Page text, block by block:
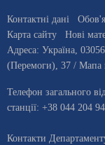
Контактні дані
Карта сайту
Нові
Адреса: Україна 03056
(Перемоги), 37 / Мапа
Телефон загального
станцiї: +38 044 204
Контакти